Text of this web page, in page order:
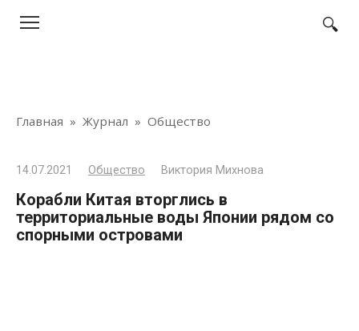
Главная » Журнал » Общество
14.07.2021 Общество Виктория Михнова
Корабли Китая вторглись в
территориальные воды Японии рядом со
спорными островами